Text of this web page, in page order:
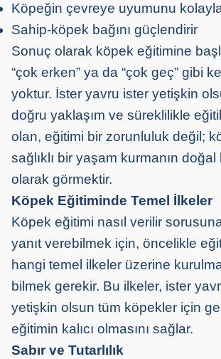
Köpeğin çevreye uyumunu
Sahip-köpek bağını güçlendirir
Sonuç olarak köpek eğitimine
“çok erken” ya da “çok geç” gibi
yoktur. İster yavru ister yetişkin
doğru yaklaşım ve süreklilikle
olan, eğitimi bir zorunluluk değil;
sağlıklı bir yaşam kurmanın doğal
olarak görmektir.
Köpek Eğitiminde Temel İlkeler
Köpek eğitimi nasıl verilir
yanıt verebilmek için, öncelikle
hangi temel ilkeler üzerine
bilmek gerekir. Bu ilkeler, ister
yetişkin olsun tüm köpekler için
eğitimin kalıcı olmasını sağlar.
Sabır ve Tutarlılık